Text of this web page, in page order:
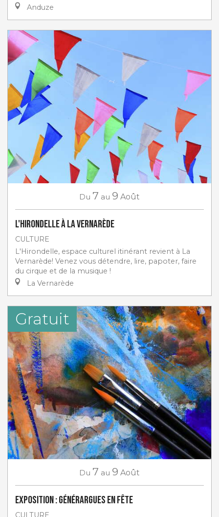
Anduze
Du 7 au 9 Août
L'Hirondelle à La Vernarède
CULTURE
L'Hirondelle, espace culturel itinérant revient à La
Vernarède! Venez vous détendre, lire, papoter, faire
du cirque et de la musique !
La Vernarède
Gratuit
Du 7 au 9 Août
Exposition : Générargues en Fête
CULTURE